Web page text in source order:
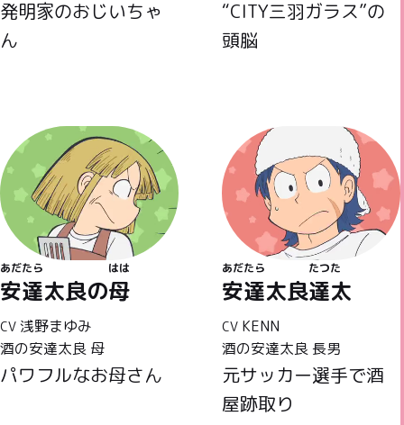
発明家のおじいちゃ
ん
“CITY三羽ガラス”の
頭脳
安達太良の
あだたら
母
はは
CV 浅野まゆみ
酒の安達太良 母
パワフルなお母さん
安達太良
あだたら
達太
たつた
CV KENN
酒の安達太良 長男
元サッカー選手で酒
屋跡取り